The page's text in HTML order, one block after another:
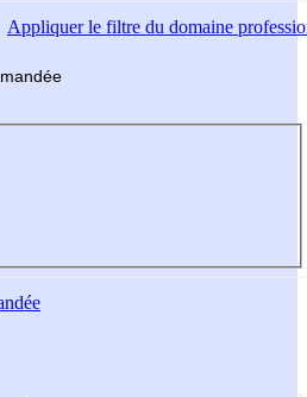
Appliquerle filtre du domaine